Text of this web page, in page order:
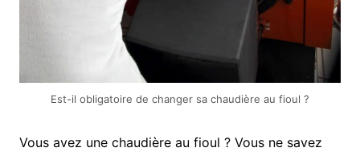
Est-il obligatoire de changer sa chaudière au fioul ?
Vous avez une chaudière au fioul ? Vous ne savez